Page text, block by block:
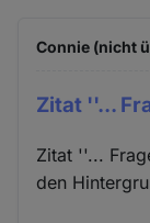
Connie (nicht
Zitat ''...
Zitat ''...
den